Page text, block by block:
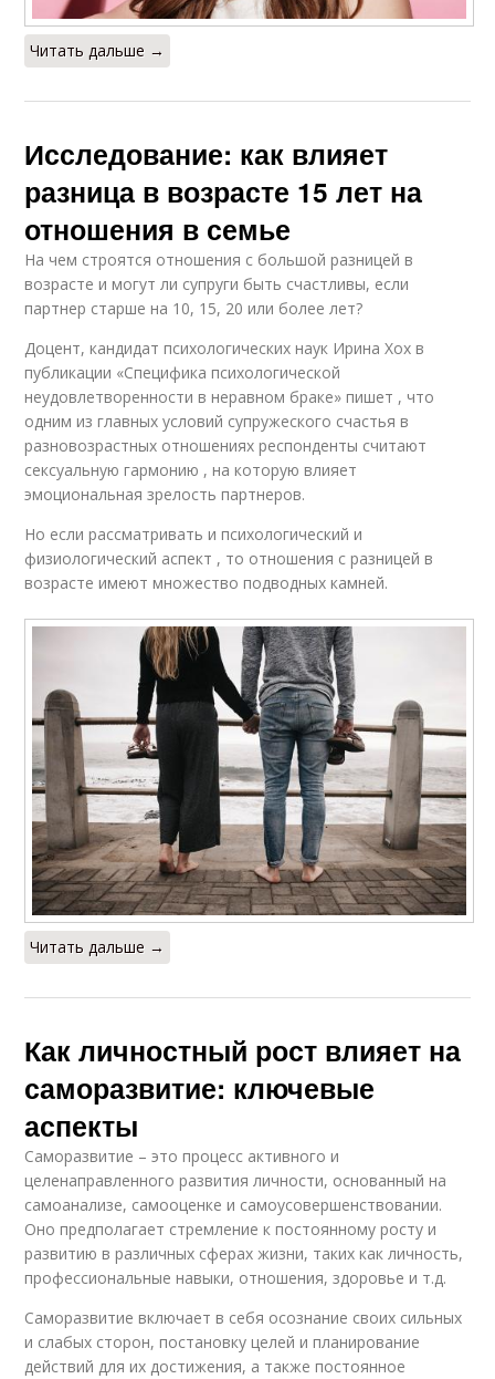
Читать дальше →
Исследование: как влияет
разница в возрасте 15 лет на
отношения в семье
На чем строятся отношения с большой разницей в
возрасте и могут ли супруги быть счастливы, если
партнер старше на 10, 15, 20 или более лет?
Доцент, кандидат психологических наук Ирина Хох в
публикации «Специфика психологической
неудовлетворенности в неравном браке» пишет , что
одним из главных условий супружеского счастья в
разновозрастных отношениях респонденты считают
сексуальную гармонию , на которую влияет
эмоциональная зрелость партнеров.
Но если рассматривать и психологический и
физиологический аспект , то отношения с разницей в
возрасте имеют множество подводных камней.
Читать дальше →
Как личностный рост влияет на
саморазвитие: ключевые
аспекты
Саморазвитие – это процесс активного и
целенаправленного развития личности, основанный на
самоанализе, самооценке и самоусовершенствовании.
Оно предполагает стремление к постоянному росту и
развитию в различных сферах жизни, таких как личность,
профессиональные навыки, отношения, здоровье и т.д.
Саморазвитие включает в себя осознание своих сильных
и слабых сторон, постановку целей и планирование
действий для их достижения, а также постоянное